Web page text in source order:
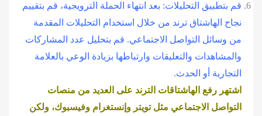
قم بتطبيق التحليلات: بعد انتهاء الحملة الترويجية، قم بتقييم
نجاح الهاشتاق ترند من خلال استخدام التحليلات المقدمة
من وسائل التواصل الاجتماعي. قم بتحليل عدد المشاركات
والمشاهدات والتعليقات وارتباطها بزيادة الوعي بالعلامة
التجارية أو الحدث.
اشتهر رفع الهاشتاقات الترند على العديد من منصات
التواصل الاجتماعي مثل تويتر وإنستغرام وفيسبوك، ولكن